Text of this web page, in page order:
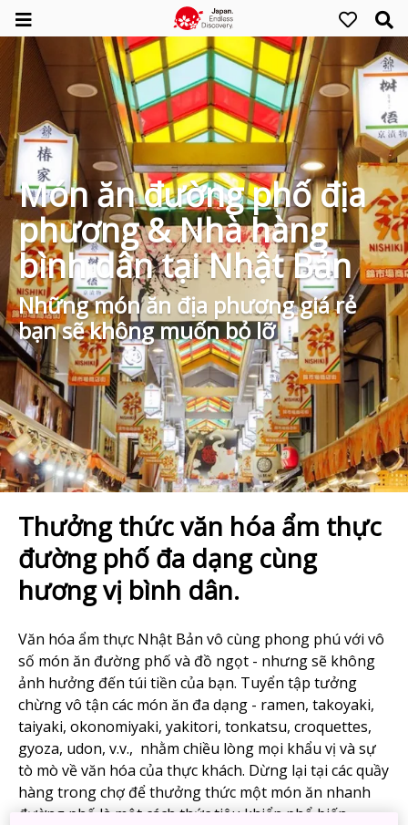
Món ăn đường phố địa
phương & Nhà hàng
bình dân tại Nhật Bản
Những món ăn địa phương giá rẻ
bạn sẽ không muốn bỏ lỡ
Thưởng thức văn hóa ẩm thực
đường phố đa dạng cùng
hương vị bình dân.
Văn hóa ẩm thực Nhật Bản vô cùng phong phú với vô
số món ăn đường phố và đồ ngọt - nhưng sẽ không
ảnh hưởng đến túi tiền của bạn. Tuyển tập tưởng
chừng vô tận các món ăn đa dạng - ramen, takoyaki,
taiyaki, okonomiyaki, yakitori, tonkatsu, croquettes,
gyoza, udon, v.v., nhằm chiều lòng mọi khẩu vị và sự
tò mò về văn hóa của thực khách. Dừng lại tại các quầy
hàng trong chợ để thưởng thức một món ăn nhanh
đường phố là một cách thức tiêu khiển phổ biến.